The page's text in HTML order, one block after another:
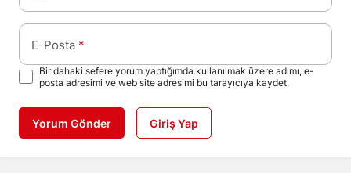
E-Posta *
Bir dahaki sefere yorum yaptığımda kullanılmak üzere adımı, e-
posta adresimi ve web site adresimi bu tarayıcıya kaydet.
Yorum Gönder Giriş Yap